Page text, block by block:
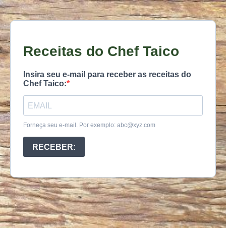
Receitas do Chef Taico
Insira seu e-mail para receber as receitas do
Chef Taico:
Forneça seu e-mail. Por exemplo: abc@xyz.com
RECEBER: